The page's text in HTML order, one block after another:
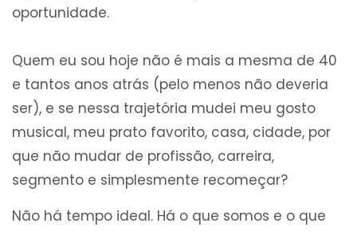
oportunidade.
Quem eu sou hoje não é mais a mesma de 40
e tantos anos atrás (pelo menos não deveria
ser), e se nessa trajetória mudei meu gosto
musical, meu prato favorito, casa, cidade, por
que não mudar de profissão, carreira,
segmento e simplesmente recomeçar?
Não há tempo ideal. Há o que somos e o que